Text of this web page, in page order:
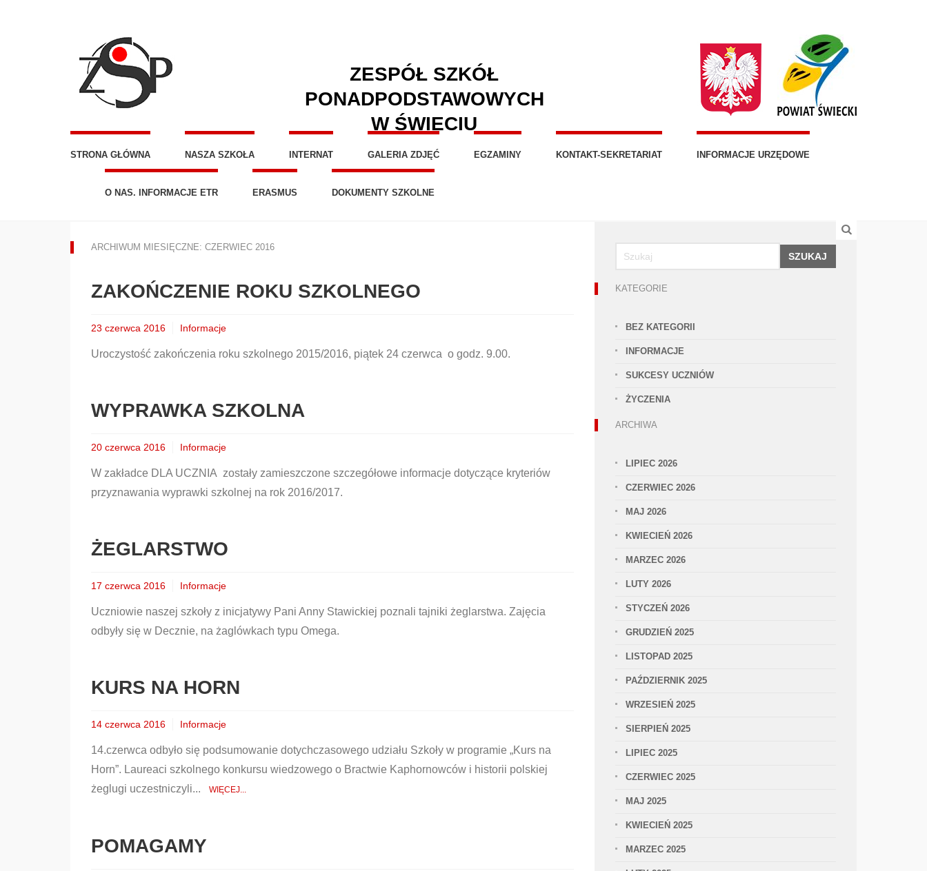
ZESPÓŁ SZKÓŁ
PONADPODSTAWOWYCH
W ŚWIECIU
STRONA GŁÓWNA NASZA SZKOŁA INTERNAT GALERIA ZDJĘĆ EGZAMINY KONTAKT-SEKRETARIAT INFORMACJE URZĘDOWE
O NAS. INFORMACJE ETR ERASMUS DOKUMENTY SZKOLNE
ARCHIWUM MIESIĘCZNE: CZERWIEC 2016
ZAKOŃCZENIE ROKU SZKOLNEGO
23 czerwca 2016 Informacje
Uroczystość zakończenia roku szkolnego 2015/2016, piątek 24 czerwca o godz. 9.00.
WYPRAWKA SZKOLNA
20 czerwca 2016 Informacje
W zakładce DLA UCZNIA zostały zamieszczone szczegółowe informacje dotyczące kryteriów
przyznawania wyprawki szkolnej na rok 2016/2017.
ŻEGLARSTWO
17 czerwca 2016 Informacje
Uczniowie naszej szkoły z inicjatywy Pani Anny Stawickiej poznali tajniki żeglarstwa. Zajęcia
odbyły się w Decznie, na żaglówkach typu Omega.
KURS NA HORN
14 czerwca 2016 Informacje
14.czerwca odbyło się podsumowanie dotychczasowego udziału Szkoły w programie „Kurs na
Horn”. Laureaci szkolnego konkursu wiedzowego o Bractwie Kaphornowców i historii polskiej
żeglugi uczestniczyli...
WIĘCEJ...
POMAGAMY
SZUKAJ
KATEGORIE
BEZ KATEGORII
INFORMACJE
SUKCESY UCZNIÓW
ŻYCZENIA
ARCHIWA
LIPIEC 2026
CZERWIEC 2026
MAJ 2026
KWIECIEŃ 2026
MARZEC 2026
LUTY 2026
STYCZEŃ 2026
GRUDZIEŃ 2025
LISTOPAD 2025
PAŹDZIERNIK 2025
WRZESIEŃ 2025
SIERPIEŃ 2025
LIPIEC 2025
CZERWIEC 2025
MAJ 2025
KWIECIEŃ 2025
MARZEC 2025